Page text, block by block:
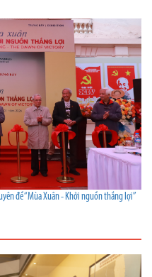
đề “Mùa Xuân - Khởi nguồn thắng lợi”